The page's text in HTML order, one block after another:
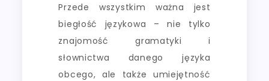
Przede wszystkim ważna jest
biegłość językowa – nie tylko
znajomość gramatyki i
słownictwa danego języka
obcego, ale także umiejętność